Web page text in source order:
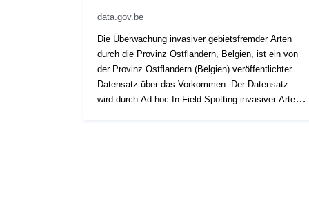
data.gov.be
Die Überwachung invasiver gebietsfremder Arten
durch die Provinz Ostflandern, Belgien, ist ein von
der Provinz Ostflandern (Belgien) veröffentlichter
Datensatz über das Vorkommen. Der Datensatz
wird durch Ad-hoc-In-Field-Spotting invasiver Arten